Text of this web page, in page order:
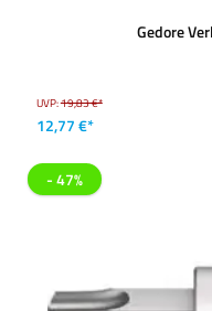
Gedore
UVP:19,83 €*
12,77 €*
- 47%